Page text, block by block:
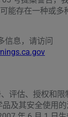
能存在一种或多
信息，请访问
评估、授权和
及其安全使用的